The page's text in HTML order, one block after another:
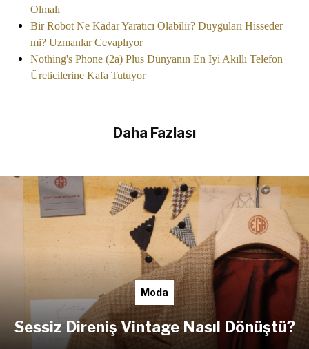
Olmalı
Bir Robot Ne Kadar Yaratıcı Olabilir? Duyguları Hisseder
mi? Uzmanlar Cevaplıyor
Nothing's Phone (2a) Plus Dünyanın En İyi Akıllı Telefon
Üreticilerine Kafa Tutuyor
Daha Fazlası
Moda
Sessiz Direniş Vintage Nasıl Dönüştü?